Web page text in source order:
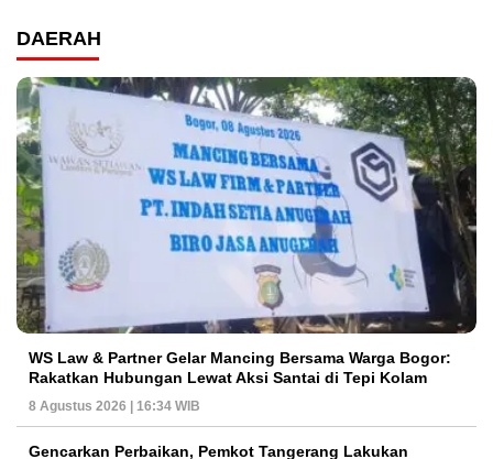
DAERAH
WS Law & Partner Gelar Mancing Bersama Warga Bogor:
Rakatkan Hubungan Lewat Aksi Santai di Tepi Kolam
8 Agustus 2026 | 16:34 WIB
Gencarkan Perbaikan, Pemkot Tangerang Lakukan